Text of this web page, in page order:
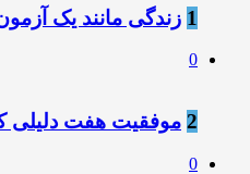
1 زندگی مانند يک
0
2 موفقیت هفت دلیلی
0